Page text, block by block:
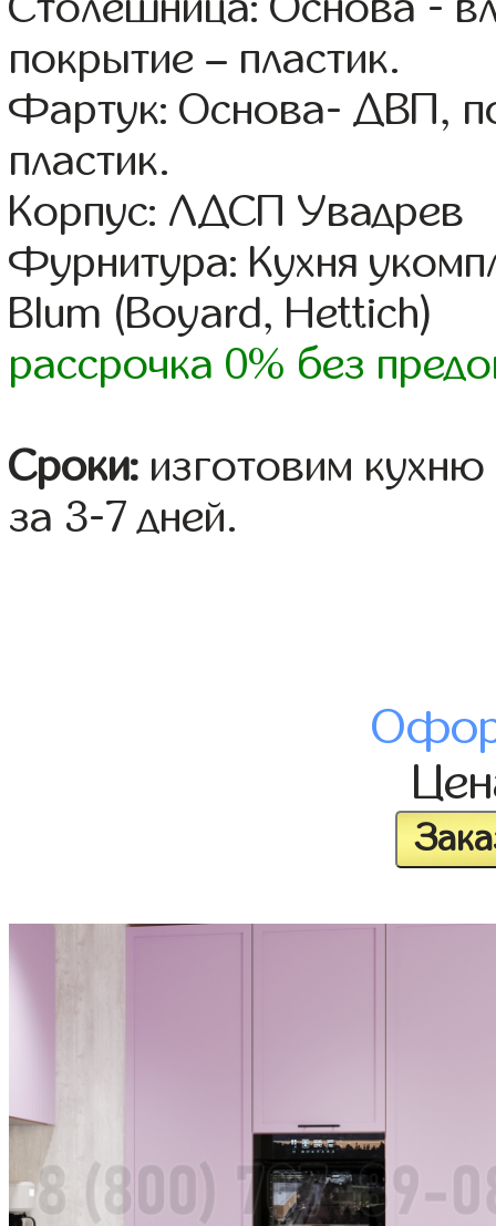
покрытие – пластик.
Фартук: Основа- ДВП,
пластик.
Корпус: ЛДСП Увадрев
Фурнитура: Кухня
Blum (Boyard, Hettich)
рассрочка 0% без
Сроки: изготовим
за 3-7 дней.